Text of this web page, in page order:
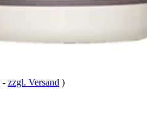
- zzgl. Versand )